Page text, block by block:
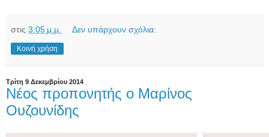
στις 3:05 μ.μ. Δεν υπάρχουν σχόλια:
Κοινή χρήση
Τρίτη 9 Δεκεμβρίου 2014
Νέος προπονητής ο Μαρίνος
Ουζουνίδης